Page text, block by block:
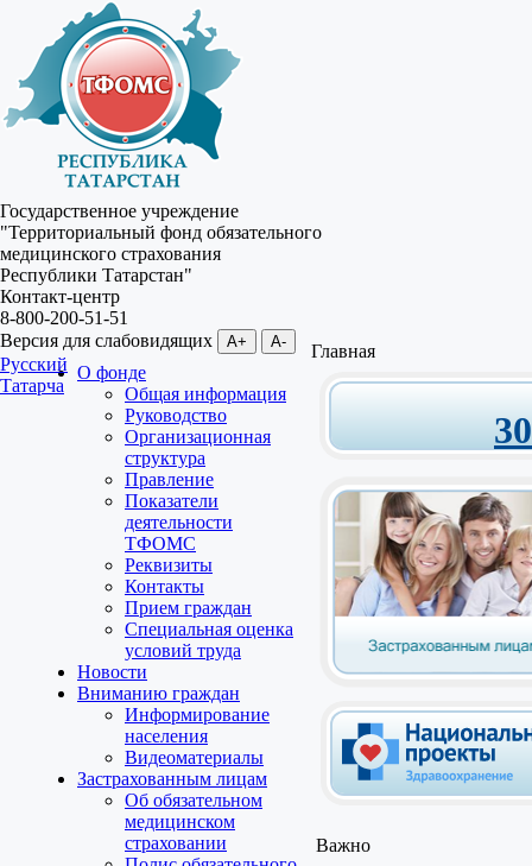
Государственное учреждение
"Территориальный фонд обязательного
медицинского страхования
Республики Татарстан"
Контакт-центр
8-800-200-51-51
Версия для слабовидящих
A+ A-
Русский
Татарча
О фонде
Общая информация
Руководство
Организационная
структура
Правление
Показатели
деятельности
ТФОМС
Реквизиты
Контакты
Прием граждан
Специальная оценка
условий труда
Новости
Вниманию граждан
Информирование
населения
Видеоматериалы
Застрахованным лицам
Об обязательном
медицинском
страховании
Главная
Важно